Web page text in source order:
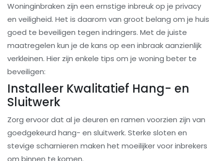
Woninginbraken zijn een ernstige inbreuk op je privacy
en veiligheid. Het is daarom van groot belang om je huis
goed te beveiligen tegen indringers. Met de juiste
maatregelen kun je de kans op een inbraak aanzienlijk
verkleinen. Hier zijn enkele tips om je woning beter te
beveiligen:
Installeer Kwalitatief Hang- en
Sluitwerk
Zorg ervoor dat al je deuren en ramen voorzien zijn van
goedgekeurd hang- en sluitwerk. Sterke sloten en
stevige scharnieren maken het moeilijker voor inbrekers
om binnen te komen.